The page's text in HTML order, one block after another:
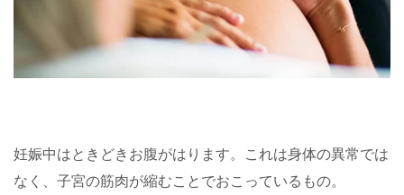
妊娠中はときどきお腹がはります。これは身体の異常では
なく、子宮の筋肉が縮むことでおこっているもの。